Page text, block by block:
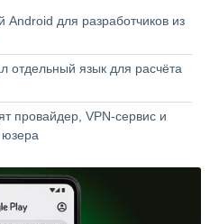
Android для разработчиков из
отдельный язык для расчёта
провайдер, VPN-сервис и
юзера